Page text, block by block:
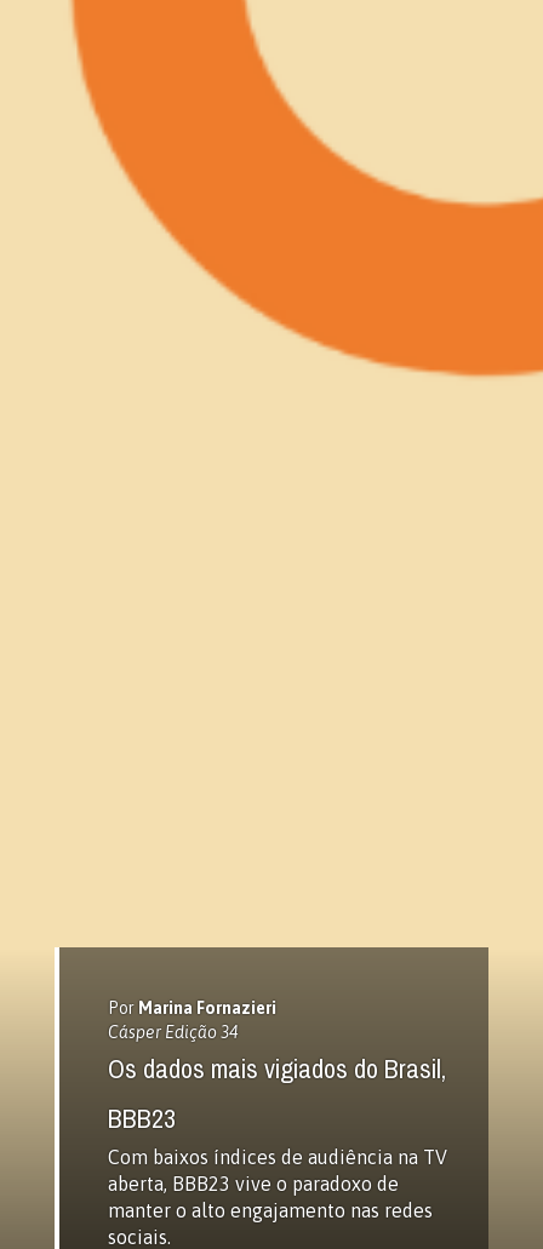
Por Marina Fornazieri
Cásper Edição 34
Os dados mais vigiados do Brasil,
BBB23
Com baixos índices de audiência na TV
aberta, BBB23 vive o paradoxo de
manter o alto engajamento nas redes
sociais.